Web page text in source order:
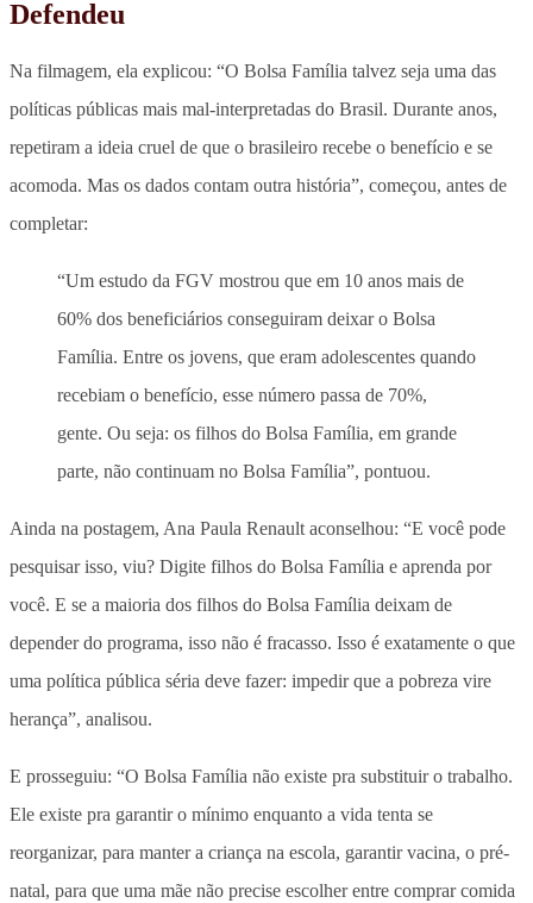
Defendeu
Na filmagem, ela explicou: “O Bolsa Família talvez seja uma das
políticas públicas mais mal-interpretadas do Brasil. Durante anos,
repetiram a ideia cruel de que o brasileiro recebe o benefício e se
acomoda. Mas os dados contam outra história”, começou, antes de
completar:
“Um estudo da FGV mostrou que em 10 anos mais de
60% dos beneficiários conseguiram deixar o Bolsa
Família. Entre os jovens, que eram adolescentes quando
recebiam o benefício, esse número passa de 70%,
gente. Ou seja: os filhos do Bolsa Família, em grande
parte, não continuam no Bolsa Família”, pontuou.
Ainda na postagem, Ana Paula Renault aconselhou: “E você pode
pesquisar isso, viu? Digite filhos do Bolsa Família e aprenda por
você. E se a maioria dos filhos do Bolsa Família deixam de
depender do programa, isso não é fracasso. Isso é exatamente o que
uma política pública séria deve fazer: impedir que a pobreza vire
herança”, analisou.
E prosseguiu: “O Bolsa Família não existe pra substituir o trabalho.
Ele existe pra garantir o mínimo enquanto a vida tenta se
reorganizar, para manter a criança na escola, garantir vacina, o pré-
natal, para que uma mãe não precise escolher entre comprar comida